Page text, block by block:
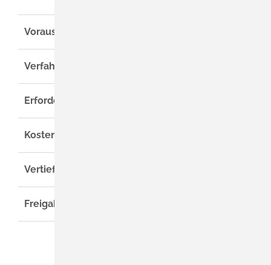
Voraussetzungen
Verfahrensablauf
Erforderliche Unterlagen
Kosten
Vertiefende Informationen
Freigabevermerk